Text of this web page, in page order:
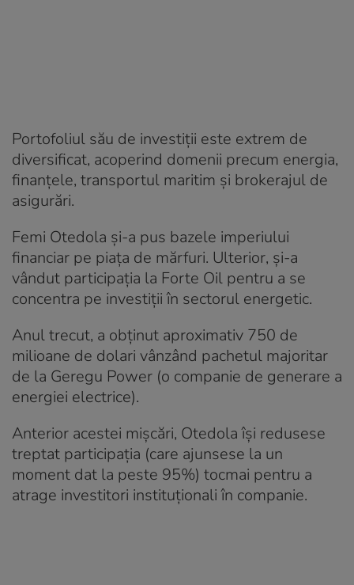
Portofoliul său de investiții este extrem de
diversificat, acoperind domenii precum energia,
finanțele, transportul maritim și brokerajul de
asigurări.
Femi Otedola și-a pus bazele imperiului
financiar pe piața de mărfuri. Ulterior, și-a
vândut participația la Forte Oil pentru a se
concentra pe investiții în sectorul energetic.
Anul trecut, a obținut aproximativ 750 de
milioane de dolari vânzând pachetul majoritar
de la Geregu Power (o companie de generare a
energiei electrice).
Anterior acestei mișcări, Otedola își redusese
treptat participația (care ajunsese la un
moment dat la peste 95%) tocmai pentru a
atrage investitori instituționali în companie.